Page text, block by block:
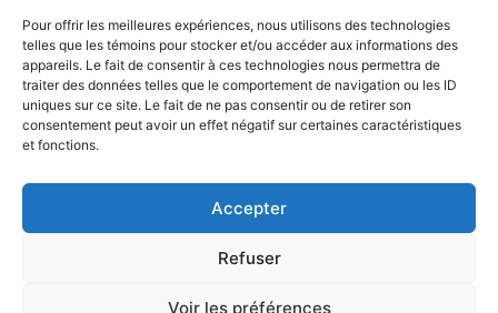
Pour offrir les meilleures expériences, nous utilisons des technologies
telles que les témoins pour stocker et/ou accéder aux informations des
appareils. Le fait de consentir à ces technologies nous permettra de
traiter des données telles que le comportement de navigation ou les ID
uniques sur ce site. Le fait de ne pas consentir ou de retirer son
consentement peut avoir un effet négatif sur certaines caractéristiques
et fonctions.
Accepter
Refuser
Voir les préférences
info@lesgourmets.ca
2217 Chemin Gascon, Terrebonne
16800 rue Charles, Mirabel
Lundi : Fermé
Mardi au vendredi : 10h - 18h
Samedi : 9h30 - 17h